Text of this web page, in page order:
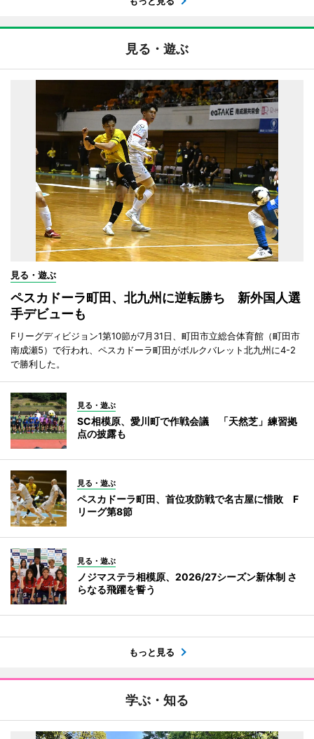
見る・遊ぶ
見る・遊ぶ
ペスカドーラ町田、北九州に逆転勝ち 新外国人選
手デビューも
Fリーグディビジョン1第10節が7月31日、町田市立総合体育館（町田市
南成瀬5）で行われ、ペスカドーラ町田がボルクバレット北九州に4-2
で勝利した。
見る・遊ぶ
SC相模原、愛川町で作戦会議 「天然芝」練習拠
点の披露も
見る・遊ぶ
ペスカドーラ町田、首位攻防戦で名古屋に惜敗 F
リーグ第8節
見る・遊ぶ
ノジマステラ相模原、2026/27シーズン新体制 さ
らなる飛躍を誓う
もっと見る
学ぶ・知る